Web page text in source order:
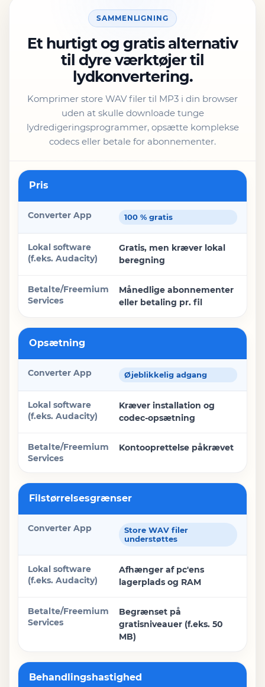
SAMMENLIGNING
Et hurtigt og gratis alternativ
til dyre værktøjer til
lydkonvertering.
Komprimer store WAV filer til MP3 i din browser
uden at skulle downloade tunge
lydredigeringsprogrammer, opsætte komplekse
codecs eller betale for abonnementer.
Funktion
Lokal software (f.eks. Audacity)
Pris
100 % gratis
Gratis, men kræver lokal
beregning
Månedlige abonnementer
eller betaling pr. fil
Opsætning
Øjeblikkelig adgang
Kræver installation og
codec-opsætning
Kontooprettelse påkrævet
Filstørrelsesgrænser
Store WAV filer
understøttes
Afhænger af pc'ens
lagerplads og RAM
Begrænset på
gratisniveauer (f.eks. 50
MB)
Behandlingshastighed